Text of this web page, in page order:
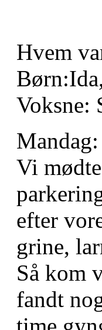
Hvem
Voksne:
Mandag:
Vi
efter
grine,
Så kom
fandt